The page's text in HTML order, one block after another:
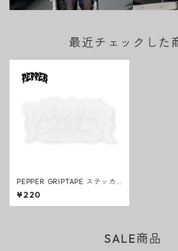
最近チェックした
PEPPER GRIPTAPE ステッカ
ー ホワイト / クリア スケート
ボード グリップテープ ペッパ
ー
¥220
SALE商品